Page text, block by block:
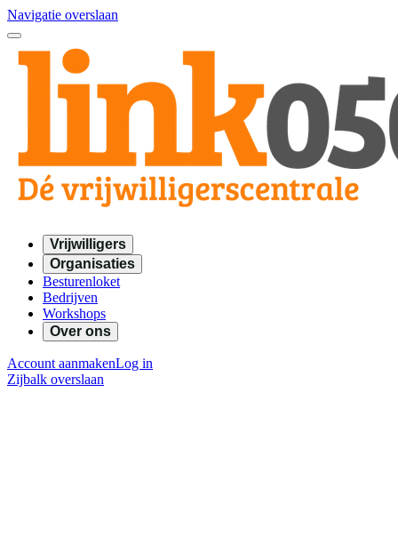
Navigatie overslaan
Vrijwilligers
Organisaties
Besturenloket
Bedrijven
Workshops
Over ons
Account aanmakenLog in
Zijbalk overslaan